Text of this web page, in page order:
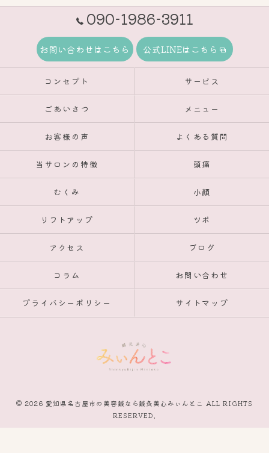
090-1986-3911
お問い合わせはこちら 公式LINEはこちら
コンセプト サービス
ごあいさつ メニュー
お客様の声 よくある質問
当サロンの特徴 頭痛
むくみ 小顔
リフトアップ ツボ
アクセス ブログ
コラム お問い合わせ
プライバシーポリシー サイトマップ
© 2026 愛知県名古屋市の美容鍼なら鍼灸美心みぃんとこ ALL RIGHTS
RESERVED.